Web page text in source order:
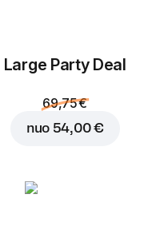
Large Party Deal
69,75 €
nuo 54,00 €